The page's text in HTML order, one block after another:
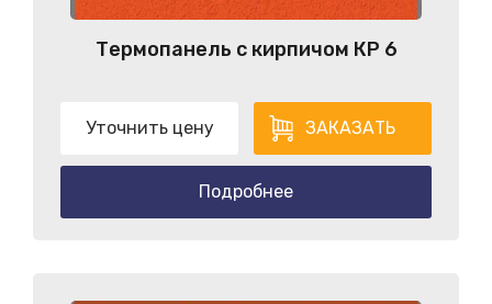
Термопанель с кирпичом КP 6
Уточнить цену ЗАКАЗАТЬ
Подробнее